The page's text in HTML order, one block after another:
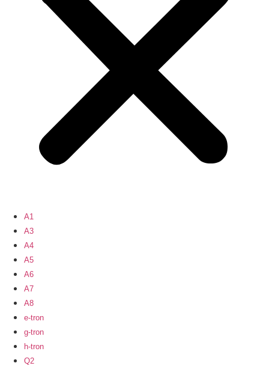
A1
A3
A4
A5
A6
A7
A8
e-tron
g-tron
h-tron
Q2